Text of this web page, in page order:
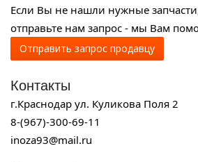
Если Вы не нашли нужные
отправьте нам запрос - мы Вам
Отправить запрос продавцу
Контакты
г.Краснодар ул. Куликова Поля 2
8-(967)-300-69-11
inoza93@mail.ru